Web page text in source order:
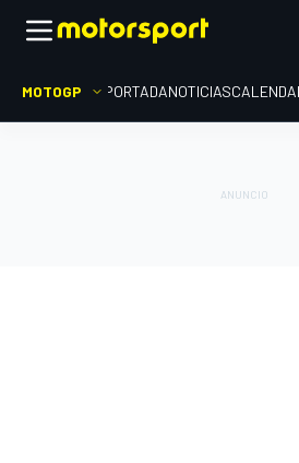
MOTOGP PORTADANOTICIAS